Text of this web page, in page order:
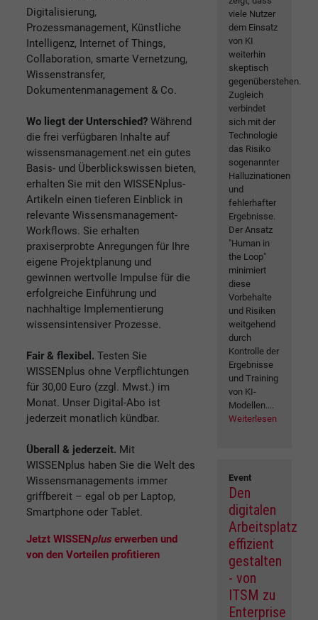
Digitalisierung,
Prozessmanagement, Künstliche
Intelligenz, Internet of Things,
Collaboration, smarte Vernetzung,
Wissenstransfer,
Dokumentenmanagement & Co.
Wo liegt der Unterschied? Während
die frei verfügbaren Inhalte auf
wissensmanagement.net ein gutes
Basis- und Überblickswissen bieten,
erhalten Sie mit den WISSENplus-
Artikeln einen tieferen Einblick in
relevante Wissensmanagement-
Workflows. Sie erhalten
praxiserprobte Anregungen für Ihre
eigene Projektplanung und
gewinnen wertvolle Impulse für die
erfolgreiche Einführung und
nachhaltige Implementierung
wissensintensiver Prozesse.
Fair & flexibel. Testen Sie
WISSENplus ohne Verpflichtungen
für 30,00 Euro (zzgl. Mwst.) im
Monat. Unser Digital-Abo ist
jederzeit monatlich kündbar.
Überall & jederzeit. Mit
WISSENplus haben Sie die Welt des
Wissensmanagements immer
griffbereit – egal ob per Laptop,
Smartphone oder Tablet.
Jetzt WISSENplus erwerben und
von den Vorteilen profitieren
viele Nutzer
dem Einsatz
von KI
weiterhin
skeptisch
gegenüberstehen.
Zugleich
verbindet
sich mit der
Technologie
das Risiko
sogenannter
Halluzinationen
und
fehlerhafter
Ergebnisse.
Der Ansatz
"Human in
the Loop"
minimiert
diese
Vorbehalte
und Risiken
weitgehend
durch
Kontrolle der
Ergebnisse
und Training
von KI-
Modellen....
Weiterlesen
Event
Den
digitalen
Arbeitsplatz
effizient
gestalten
- von
ITSM zu
Enterprise